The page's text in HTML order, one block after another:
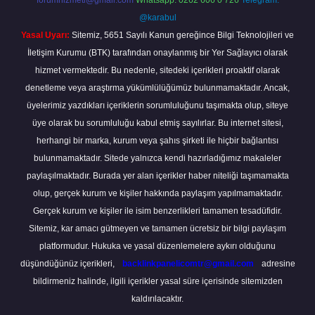
@karabul
Yasal Uyarı: Sitemiz, 5651 Sayılı Kanun gereğince Bilgi Teknolojileri ve
İletişim Kurumu (BTK) tarafından onaylanmış bir Yer Sağlayıcı olarak
hizmet vermektedir. Bu nedenle, sitedeki içerikleri proaktif olarak
denetleme veya araştırma yükümlülüğümüz bulunmamaktadır. Ancak,
üyelerimiz yazdıkları içeriklerin sorumluluğunu taşımakta olup, siteye
üye olarak bu sorumluluğu kabul etmiş sayılırlar. Bu internet sitesi,
herhangi bir marka, kurum veya şahıs şirketi ile hiçbir bağlantısı
bulunmamaktadır. Sitede yalnızca kendi hazırladığımız makaleler
paylaşılmaktadır. Burada yer alan içerikler haber niteliği taşımamakta
olup, gerçek kurum ve kişiler hakkında paylaşım yapılmamaktadır.
Gerçek kurum ve kişiler ile isim benzerlikleri tamamen tesadüfidir.
Sitemiz, kar amacı gütmeyen ve tamamen ücretsiz bir bilgi paylaşım
platformudur. Hukuka ve yasal düzenlemelere aykırı olduğunu
düşündüğünüz içerikleri,
backlinkpanelicomtr@gmail.com
adresine
bildirmeniz halinde, ilgili içerikler yasal süre içerisinde sitemizden
kaldırılacaktır.